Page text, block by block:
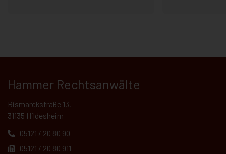
Hammer Rechtsanwälte
Bismarckstraße 13,
31135 Hildesheim
05121 / 20 80 90
05121 / 20 80 911